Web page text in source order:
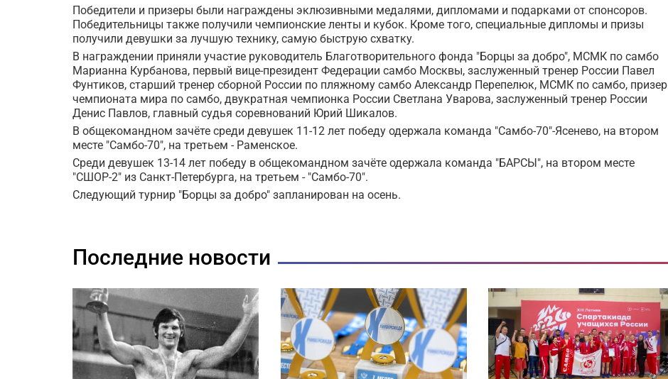
Победители и призеры были награждены эклюзивными медалями, дипломами и подарками от спонсоров.
Победительницы также получили чемпионские ленты и кубок. Кроме того, специальные дипломы и призы
получили девушки за лучшую технику, самую быструю схватку.
В награждении приняли участие руководитель Благотворительного фонда "Борцы за добро", МСМК по самбо
Марианна Курбанова, первый вице-президент Федерации самбо Москвы, заслуженный тренер России Павел
Фунтиков, старший тренер сборной России по пляжному самбо Александр Перепелюк, МСМК по самбо, призер
чемпионата мира по самбо, двукратная чемпионка России Светлана Уварова, заслуженный тренер России
Денис Павлов, главный судья соревнований Юрий Шикалов.
В общекомандном зачёте среди девушек 11-12 лет победу одержала команда "Самбо-70"-Ясенево, на втором
месте "Самбо-70", на третьем - Раменское.
Среди девушек 13-14 лет победу в общекомандном зачёте одержала команда "БАРСЫ", на втором месте
"СШОР-2" из Санкт-Петербурга, на третьем - "Самбо-70".
Следующий турнир "Борцы за добро" запланирован на осень.
Последние новости